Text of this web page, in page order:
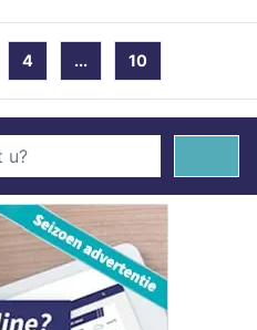
4 ... 10